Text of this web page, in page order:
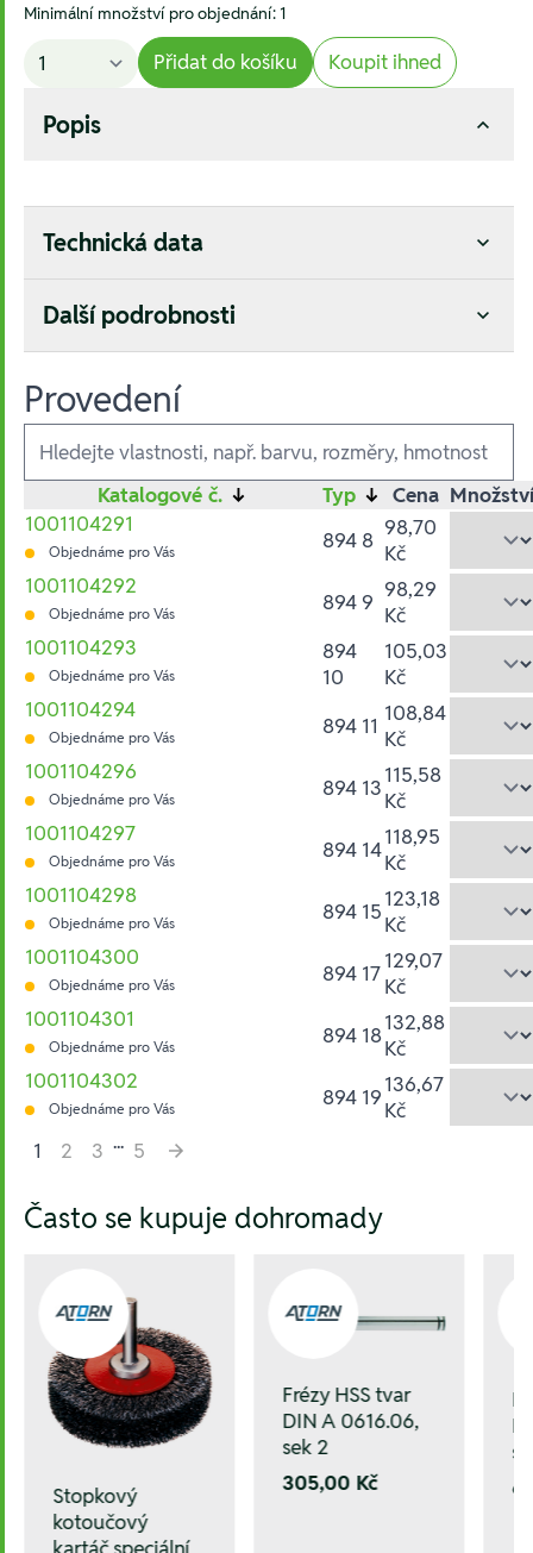
Minimální množství pro objednání: 1
Přidat do košíku Koupit ihned
Popis
Technická data
Další podrobnosti
Provedení
Ausführungen
Katalogové č. ↓ Typ ↓ Cena
1001104291
Objednáme pro Vás 894 8 98,70
Kč
1001104292
Objednáme pro Vás 894 9 98,29
Kč
1001104293
Objednáme pro Vás
894
10
105,03
Kč
1001104294
Objednáme pro Vás 894 11 108,84
Kč
1001104296
Objednáme pro Vás 894 13115,58
Kč
1001104297
Objednáme pro Vás 894 14118,95
Kč
1001104298
Objednáme pro Vás 894 15123,18
Kč
1001104300
Objednáme pro Vás 894 17129,07
Kč
1001104301
Objednáme pro Vás 894 18132,88
Kč
1001104302
Objednáme pro Vás 894 19136,67
Kč
1
2 3 ... 5
Často se kupuje dohromady
Stopkový
kotoučový
Frézy HSS tvar
DIN A 0616.06,
sek 2
305,00 Kč